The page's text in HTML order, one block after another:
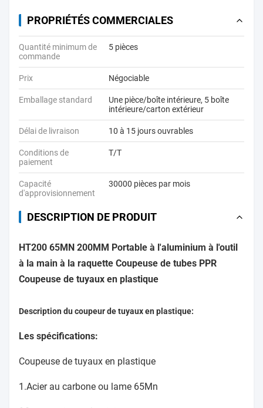
PROPRIÉTÉS COMMERCIALES
Quantité minimum de
commande
5 pièces
Prix Négociable
Emballage standard
Une pièce/boîte intérieure, 5 boîte
intérieure/carton extérieur
Délai de livraison 10 à 15 jours ouvrables
Conditions de
paiement
T/T
Capacité
d'approvisionnement
30000 pièces par mois
DESCRIPTION DE PRODUIT
HT200 65MN 200MM Portable à l'aluminium à l'outil
à la main à la raquette Coupeuse de tubes PPR
Coupeuse de tuyaux en plastique
Description du coupeur de tuyaux en plastique:
Les spécifications:
Coupeuse de tuyaux en plastique
1.Acier au carbone ou lame 65Mn